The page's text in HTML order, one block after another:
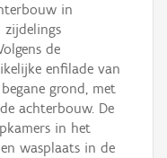
in
zijdelings
de
enfilade van
grond, met
achterbouw. De
in het
wasplaats in de